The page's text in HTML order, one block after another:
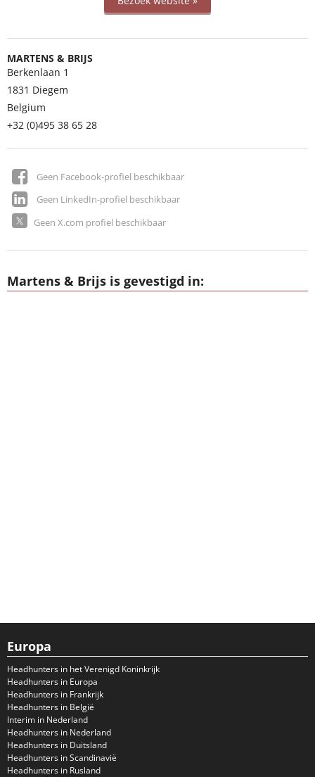
MARTENS & BRIJS
Berkenlaan 1
1831 Diegem
Belgium
+32 (0)495 38 65 28
Geen Facebook-profiel beschikbaar
Geen LinkedIn-profiel beschikbaar
Geen X.com profiel beschikbaar
Martens & Brijs is gevestigd in:
Europa
Headhunters in het Verenigd Koninkrijk
Headhunters in Europa
Headhunters in Frankrijk
Headhunters in België
Interim in Nederland
Headhunters in Nederland
Headhunters in Duitsland
Headhunters in Scandinavië
Headhunters in Rusland